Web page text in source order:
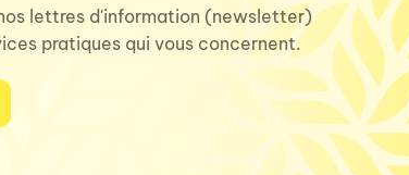
lettres d'information (newsletter)
pratiques qui vous concernent.